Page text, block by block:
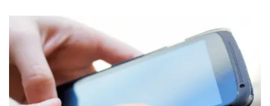
gynusių žmonių likimus, paprastų Dainavos krašto žmonių
heroizmą ir pasiaukojimą. Filme gausu atkuriamųjų scenų,
anksčiau neskelbtų istorinių dokumentų.
Filmo trukmė 2 val. 5 min.